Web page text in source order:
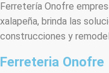
Ferretería Onofre
xalapeña, brinda las
construcciones y
Ferreteria Onofre